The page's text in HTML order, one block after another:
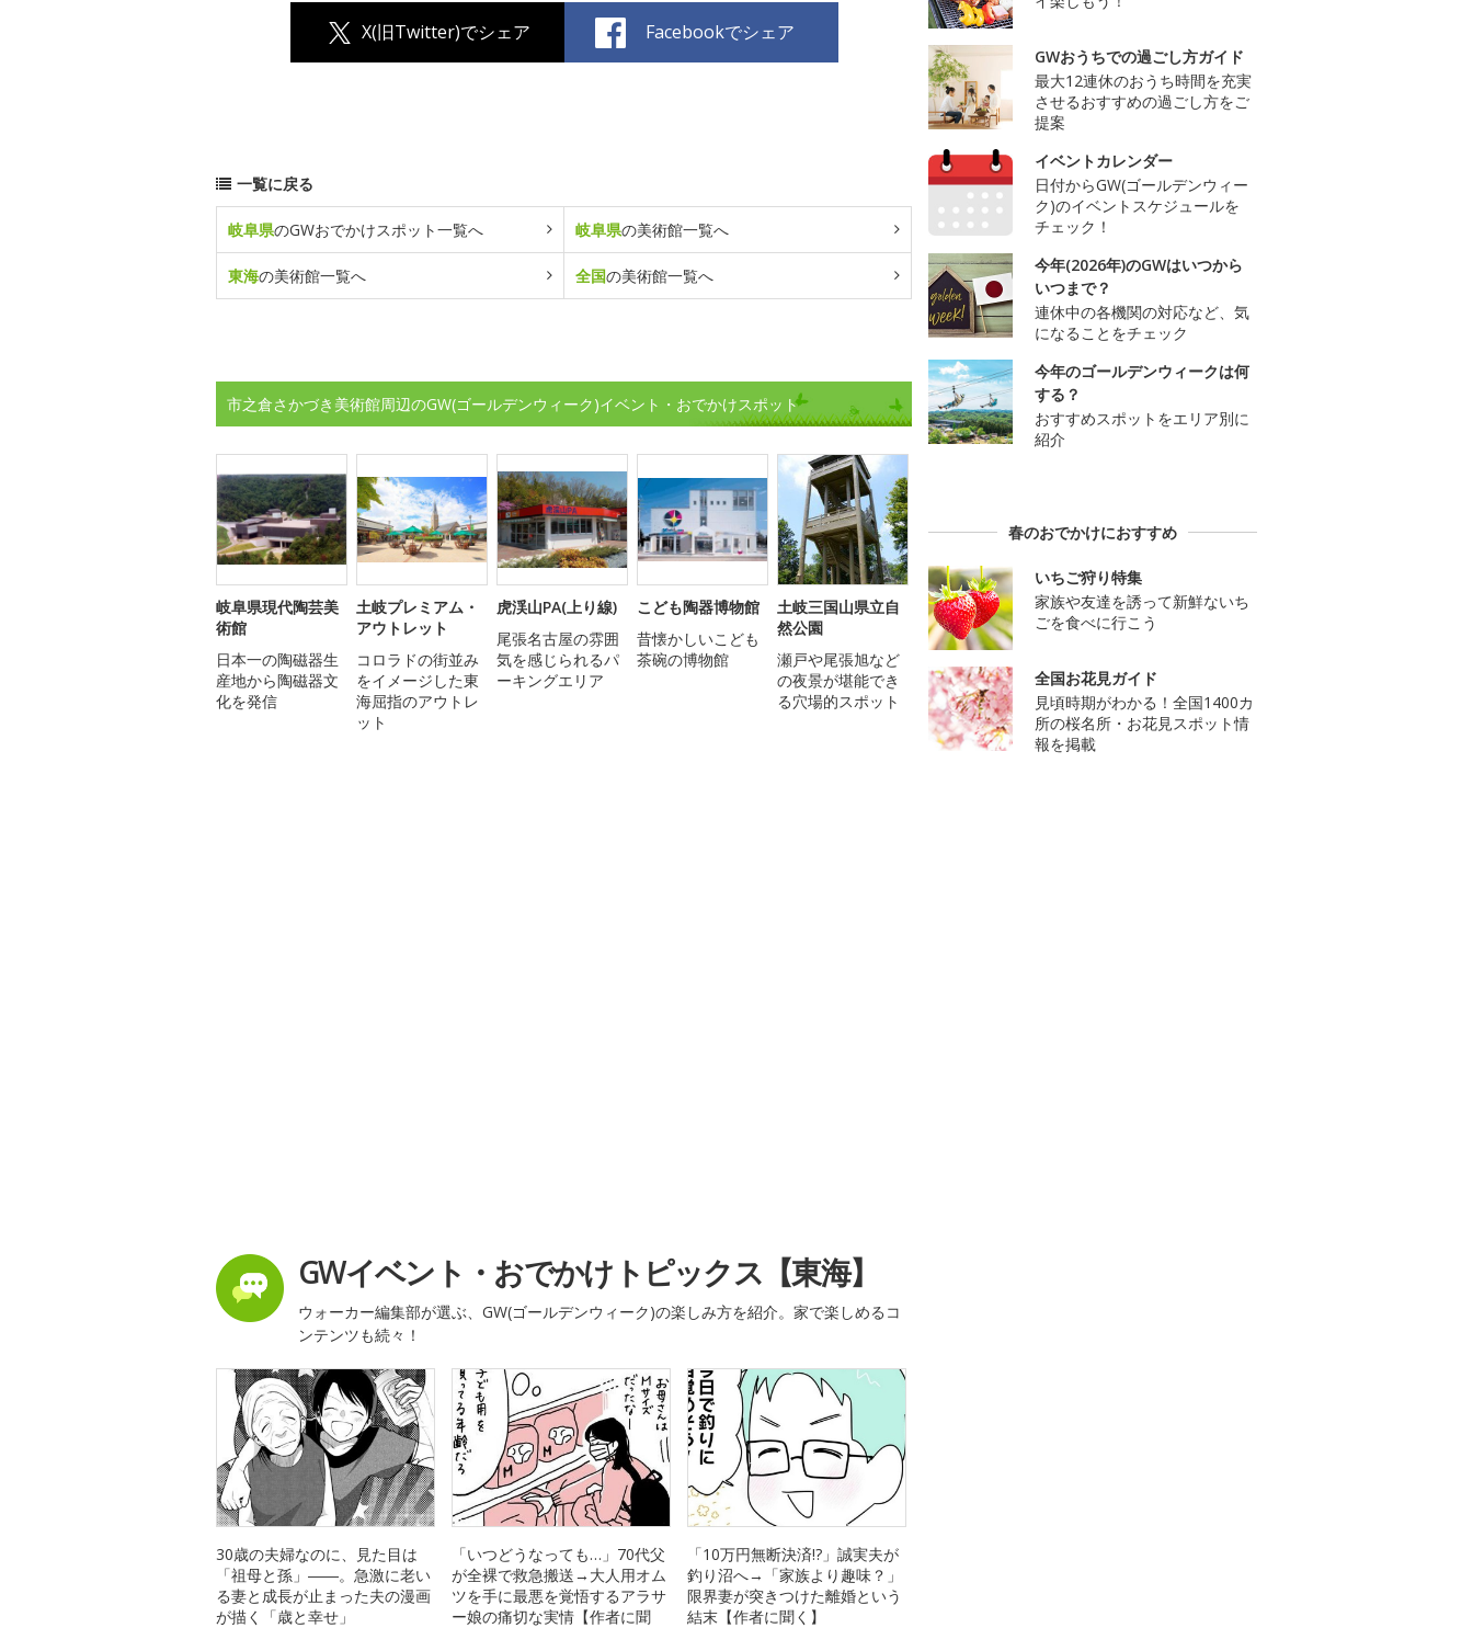
X(旧Twitter)でシェア Facebookでシェア
一覧に戻る
岐阜県のGWおでかけスポット一覧へ 岐阜県の美術館一覧へ
東海の美術館一覧へ 全国の美術館一覧へ
市之倉さかづき美術館周辺のGW(ゴールデンウィーク)イベント・おでかけスポット
岐阜県現代陶芸美
術館
日本一の陶磁器生
産地から陶磁器文
化を発信
土岐プレミアム・
アウトレット
コロラドの街並み
をイメージした東
海屈指のアウトレ
ット
虎渓山PA(上り線)
尾張名古屋の雰囲
気を感じられるパ
ーキングエリア
こども陶器博物館
昔懐かしいこども
茶碗の博物館
土岐三国山県立自
然公園
瀬戸や尾張旭など
の夜景が堪能でき
る穴場的スポット
GWイベント・おでかけトピックス【東海】
ウォーカー編集部が選ぶ、GW(ゴールデンウィーク)の楽しみ方を紹介。家で楽しめるコ
ンテンツも続々！
30歳の夫婦なのに、見た目は
「祖母と孫」――。急激に老い
る妻と成長が止まった夫の漫画
が描く「歳と幸せ」
「いつどうなっても…」70代父
が全裸で救急搬送→大人用オム
ツを手に最悪を覚悟するアラサ
ー娘の痛切な実情【作者に聞
「10万円無断決済!?」誠実夫が
釣り沼へ→「家族より趣味？」
限界妻が突きつけた離婚という
結末【作者に聞く】
GWおうちでの過ごし方ガイド
最大12連休のおうち時間を充実
させるおすすめの過ごし方をご
提案
イベントカレンダー
日付からGW(ゴールデンウィー
ク)のイベントスケジュールを
チェック！
今年(2026年)のGWはいつから
いつまで？
連休中の各機関の対応など、気
になることをチェック
今年のゴールデンウィークは何
する？
おすすめスポットをエリア別に
紹介
春のおでかけにおすすめ
いちご狩り特集
家族や友達を誘って新鮮ないち
ごを食べに行こう
全国お花見ガイド
見頃時期がわかる！全国1400カ
所の桜名所・お花見スポット情
報を掲載